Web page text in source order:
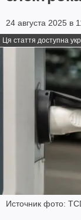
24 августа 2025 в
Ця стаття доступна
Источник фото: